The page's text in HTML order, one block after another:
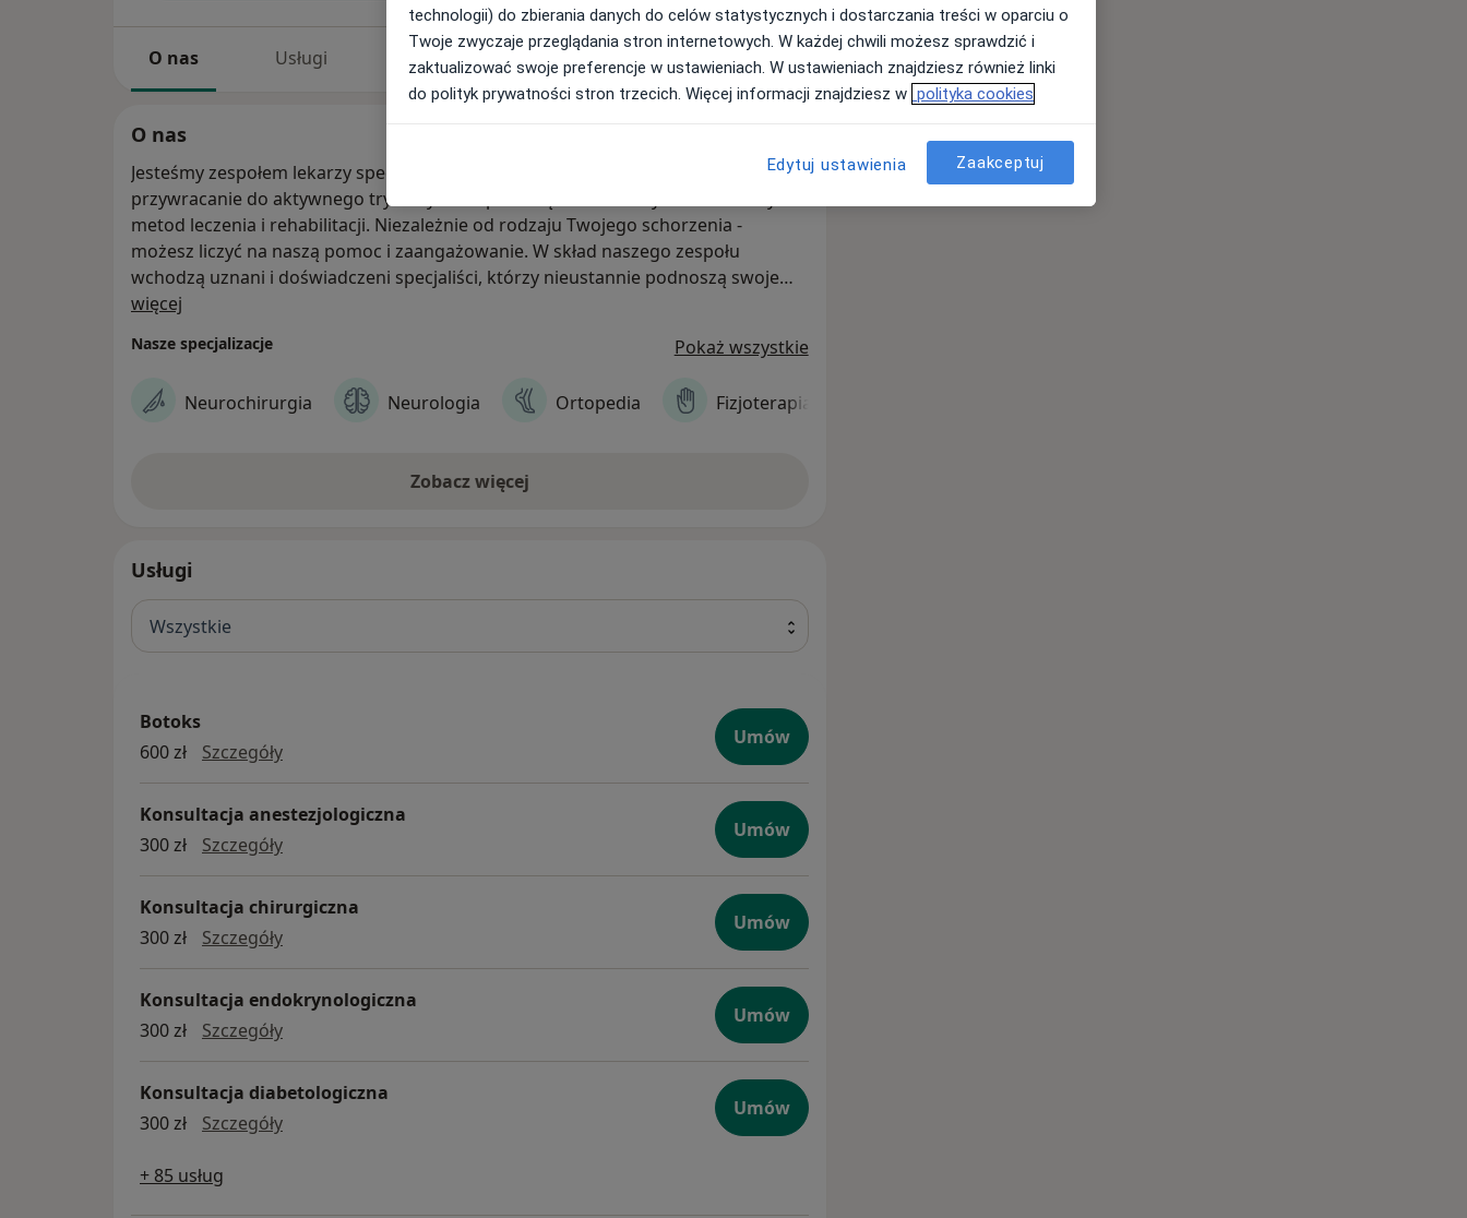
O nas Usługi Specjaliści Adresy Opinie
O nas
Jesteśmy zespołem lekarzy specjalistów i rehabilitantów, których pasją jest
przywracanie do aktywnego trybu życia za pomocą nowoczesnych i skutecznych
metod leczenia i rehabilitacji. Niezależnie od rodzaju Twojego schorzenia -
możesz liczyć na naszą pomoc i zaangażowanie. W skład naszego zespołu
wchodzą uznani i doświadczeni specjaliści, którzy nieustannie podnoszą swoje
kwalifikacje uczestnicząc w kursach i szkoleniach w kraju i za granicą.
więcej
Nasze specjalizacje Pokaż wszystkie
Neurochirurgia Neurologia Ortopedia Fizjoterapia
Zobacz więcej
Usługi
Wszystkie
Botoks
600 zł
SzczegółyBotoks
Umów
Konsultacja anestezjologiczna
300 zł
Szczegółykonsultacja anestezjologiczna
Umów
Konsultacja chirurgiczna
300 zł
SzczegółyKonsultacja chirurgiczna
Umów
Konsultacja endokrynologiczna
300 zł
SzczegółyKonsultacja endokrynologiczna
Umów
Konsultacja diabetologiczna
300 zł
Szczegółykonsultacja diabetologiczna
Umów
+ 85 usług
technologii) do zbierania danych do celów statystycznych i dostarczania treści w oparciu o
Twoje zwyczaje przeglądania stron internetowych. W każdej chwili możesz sprawdzić i
zaktualizować swoje preferencje w ustawieniach. W ustawieniach znajdziesz również linki
do polityk prywatności stron trzecich. Więcej informacji znajdziesz w polityka cookies
Edytuj ustawienia Zaakceptuj